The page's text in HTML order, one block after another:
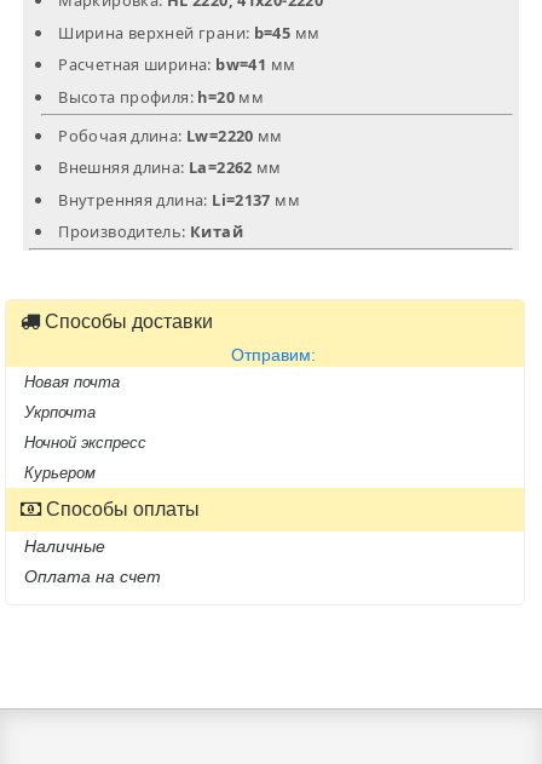
Ширина верхней грани: b=45 мм
Расчетная ширина: bw=41 мм
Высота профиля: h=20 мм
Робочая длина: Lw=2220 мм
Внешняя длина: La=2262 мм
Внутренняя длина: Li=2137 мм
Производитель: Китай
Способы доставки
Отправим:
Новая почта
Укрпочта
Ночной экспресс
Курьером
Способы оплаты
Наличные
Оплата на счет